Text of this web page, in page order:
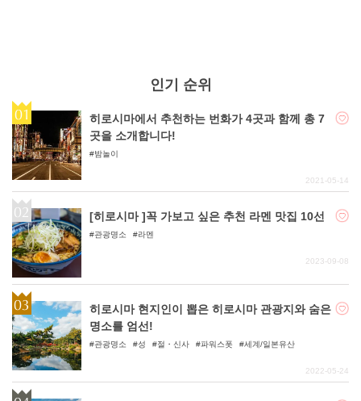
인기 순위
히로시마에서 추천하는 번화가 4곳과 함께 총 7
곳을 소개합니다!
밤놀이
2021-05-14
[히로시마 ]꼭 가보고 싶은 추천 라멘 맛집 10선
관광명소 라멘
2023-09-08
히로시마 현지인이 뽑은 히로시마 관광지와 숨은
명소를 엄선!
관광명소 성 절・신사 파워스폿 세계/일본유산
2022-05-24